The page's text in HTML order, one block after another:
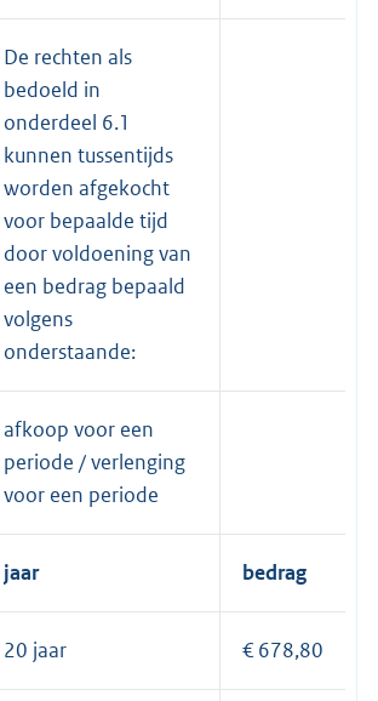
De rechten als
bedoeld in
onderdeel 6.1
kunnen tussentijds
worden afgekocht
voor bepaalde tijd
door voldoening van
een bedrag bepaald
volgens
onderstaande:
afkoop voor een
periode / verlenging
voor een periode
jaar bedrag
20 jaar € 678,80